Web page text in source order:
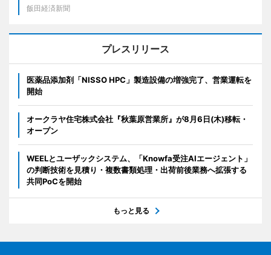
飯田経済新聞
プレスリリース
医薬品添加剤「NISSO HPC」製造設備の増強完了、営業運転を
開始
オークラヤ住宅株式会社『秋葉原営業所』が8月6日(木)移転・
オープン
WEELとユーザックシステム、「Knowfa受注AIエージェント」
の判断技術を見積り・複数書類処理・出荷前後業務へ拡張する
共同PoCを開始
もっと見る